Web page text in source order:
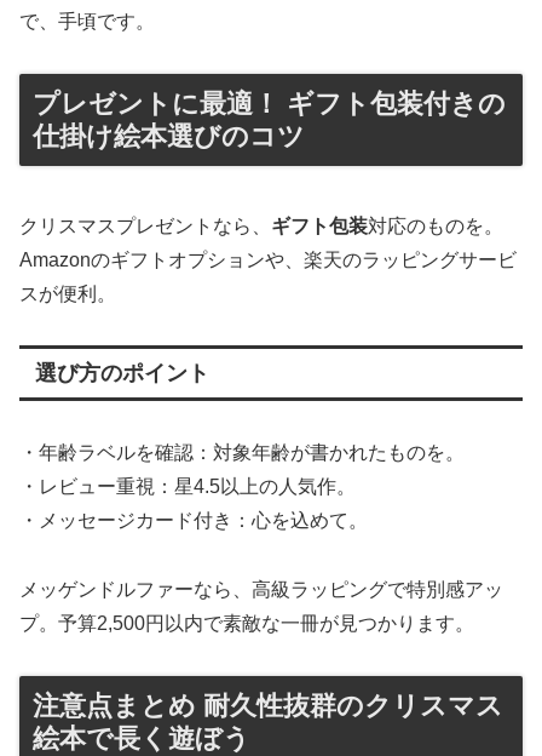
で、手頃です。
プレゼントに最適！ ギフト包装付きの
仕掛け絵本選びのコツ
クリスマスプレゼントなら、 ギフト包装対応のものを。
Amazonのギフトオプションや、楽天のラッピングサービ
スが便利。
選び方のポイント
・年齢ラベルを確認：対象年齢が書かれたものを。
・レビュー重視：星4.5以上の人気作。
・メッセージカード付き：心を込めて。
メッゲンドルファーなら、高級ラッピングで特別感アッ
プ。予算2,500円以内で素敵な一冊が見つかります。
注意点まとめ 耐久性抜群のクリスマス
絵本で長く遊ぼう